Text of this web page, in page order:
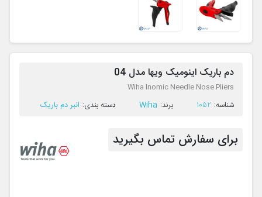
دم باریک اینومیک ویها مدل 04
Wiha Inomic Needle Nose Pliers
ﺷﻨﺎﺳﻪ: 1052 ﺑﺮﻧﺪ: Wiha ﺩﺳﺘﻪ ﺑﻨﺪی: انبر دم باریک
برای سفارش تماس بگیرید